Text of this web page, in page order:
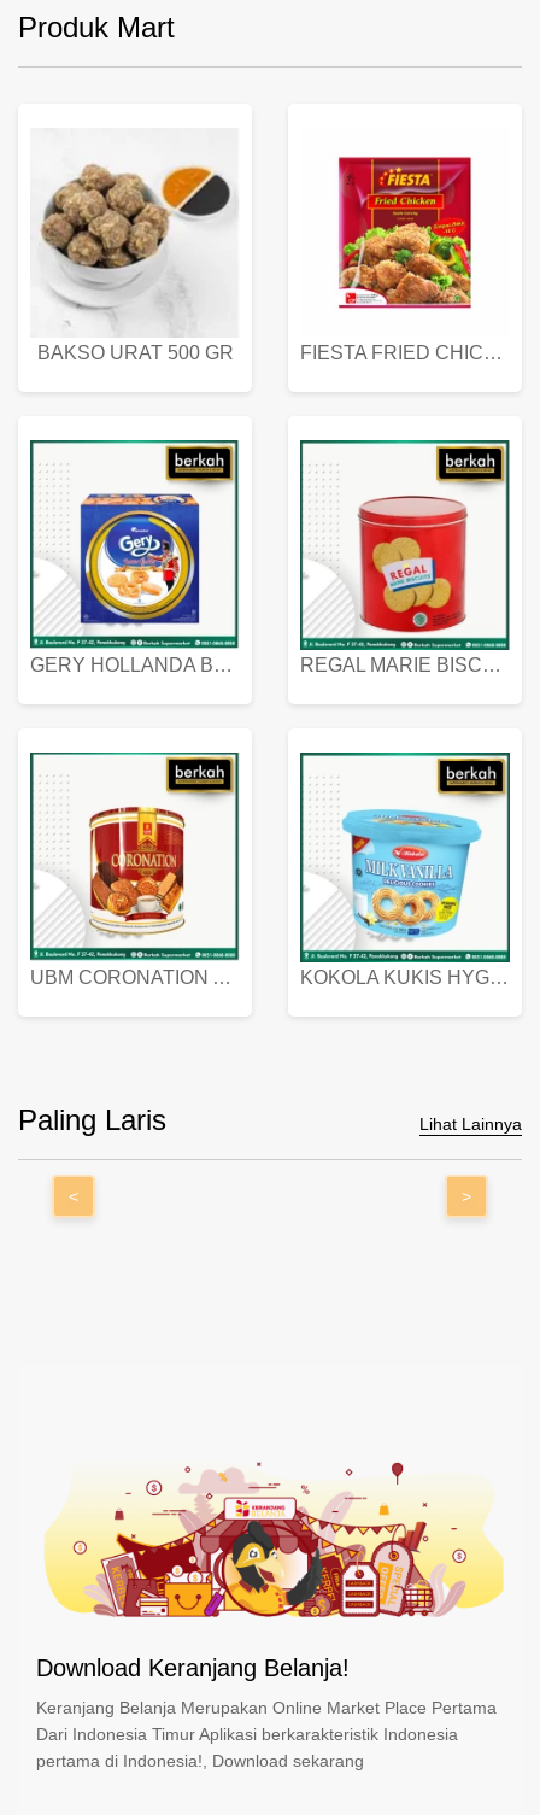
Produk Mart
BAKSO URAT 500 GR FIESTA FRIED CHICKEN 500 GR
GERY HOLLANDA BUTTER COOKIES 450 GRAM REGAL MARIE BISCUIT KALENG 550 GRAM
UBM CORONATION ASSORTED BISKUIT KALENG 450 GRAM KOKOLA KUKIS HYGIENIC MILK VANILLA PACK 320 GR
Paling Laris Lihat Lainnya
< >
Download Keranjang Belanja!
Keranjang Belanja Merupakan Online Market Place Pertama
Dari Indonesia Timur Aplikasi berkarakteristik Indonesia
pertama di Indonesia!, Download sekarang